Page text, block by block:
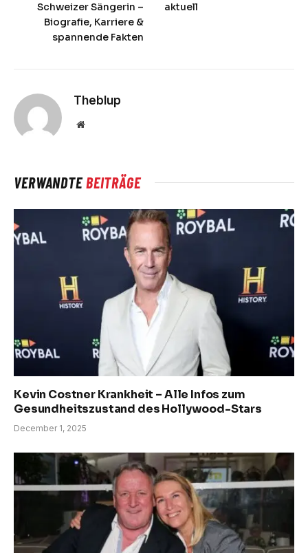
Schweizer Sängerin –
Biografie, Karriere &
spannende Fakten
aktuell
Theblup
Website
VERWANDTEBEITRÄGE
Kevin Costner Krankheit – Alle Infos zum
Gesundheitszustand des Hollywood-Stars
December 1, 2025